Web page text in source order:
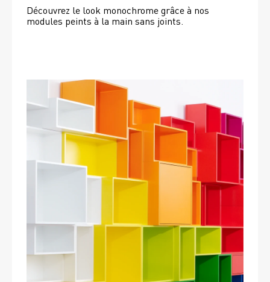
Découvrez le look monochrome grâce à nos
modules peints à la main sans joints.